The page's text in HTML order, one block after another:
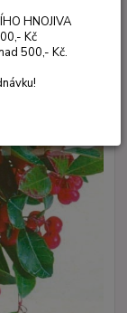
HNOJIVA
Kč
500,- Kč.